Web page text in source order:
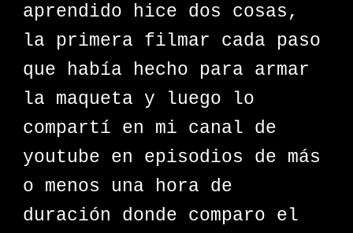
aprendido hice dos cosas,
la primera filmar cada paso
que había hecho para armar
la maqueta y luego lo
compartí en mi canal de
youtube en episodios de más
o menos una hora de
duración donde comparo el